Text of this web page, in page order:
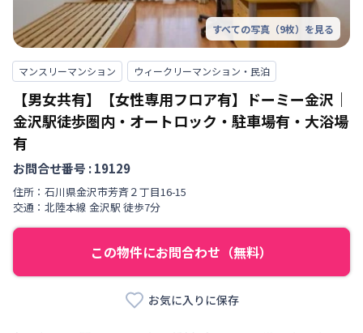
すべての写真（9枚）を見る
マンスリーマンション ウィークリーマンション・民泊
【男女共有】【女性専用フロア有】ドーミー金沢｜
金沢駅徒歩圏内・オートロック・駐車場有・大浴場
有
お問合せ番号 :19129
住所： 石川県金沢市芳斉 ２丁目16-15
交通： 北陸本線 金沢駅 徒歩7分
この物件にお問合わせ（無料）
お気に入りに保存